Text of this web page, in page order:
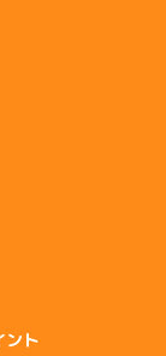
ント